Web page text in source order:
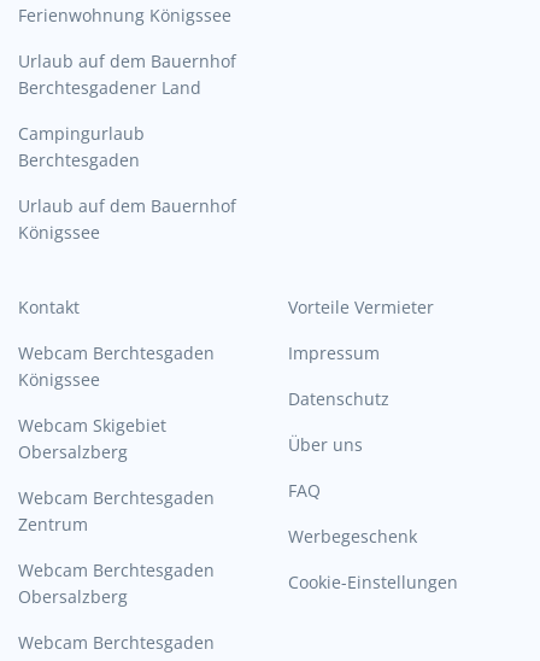
Ferienwohnung Königssee
Urlaub auf dem Bauernhof
Berchtesgadener Land
Campingurlaub
Berchtesgaden
Urlaub auf dem Bauernhof
Königssee
Kontakt
Webcam Berchtesgaden
Königssee
Webcam Skigebiet
Obersalzberg
Webcam Berchtesgaden
Zentrum
Webcam Berchtesgaden
Obersalzberg
Webcam Berchtesgaden
Vorteile Vermieter
Impressum
Datenschutz
Über uns
FAQ
Werbegeschenk
Cookie-Einstellungen